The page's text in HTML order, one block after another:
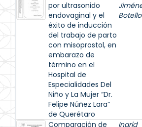
por ultrasonido
endovaginal y el
éxito de inducción
del trabajo de parto
con misoprostol, en
embarazo de
término en el
Hospital de
Especialidades Del
Niño y La Mujer “Dr.
Felipe Núñez Lara”
de Querétaro
Botello
Comparación de
Ingrid